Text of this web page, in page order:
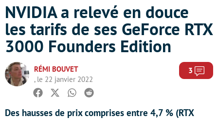
NVIDIA a relevé en douce
les tarifs de ses GeForce RTX
3000 Founders Edition
RÉMI BOUVET
, le 22 janvier 2022
3
Facebook
TwitterWhatsapp
Reddit
Des hausses de prix comprises entre 4,7 % (RTX